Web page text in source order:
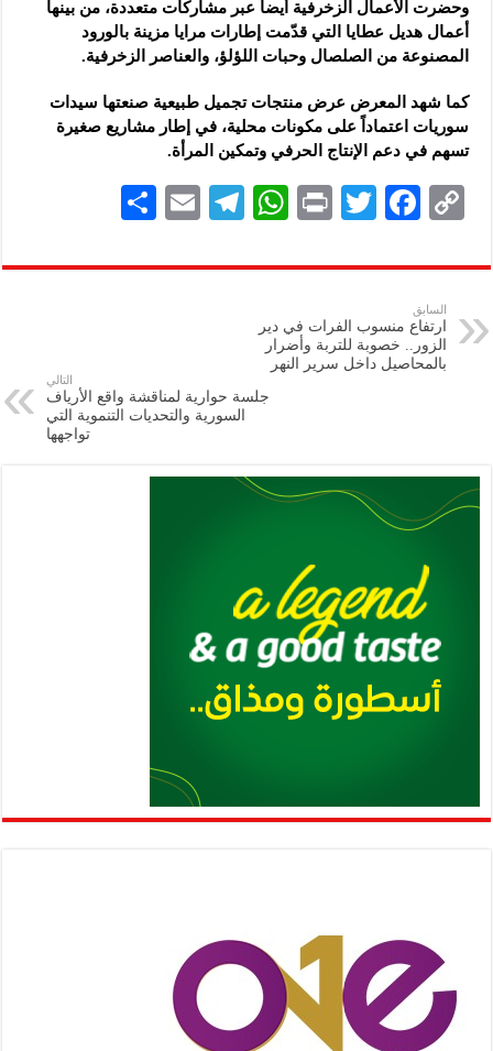
وحضرت الأعمال الزخرفية أيضاً عبر مشاركات متعددة، من بينها
أعمال هديل عطايا التي قدّمت إطارات مرايا مزينة بالورود
المصنوعة من الصلصال وحبات اللؤلؤ، والعناصر الزخرفية.
كما شهد المعرض عرض منتجات تجميل طبيعية صنعتها سيدات
سوريات اعتماداً على مكونات محلية، في إطار مشاريع صغيرة
تسهم في دعم الإنتاج الحرفي وتمكين المرأة.
C
p
y
Li
n
F
eb
k
T
tt
P
nt
W
at
p
Te
gr
E
ai
ar
السابق
ارتفاع منسوب الفرات في دير
الزور.. خصوبة للتربة وأضرار
بالمحاصيل داخل سرير النهر
التالي
جلسة حوارية لمناقشة واقع الأرياف
السورية والتحديات التنموية التي
تواجهها